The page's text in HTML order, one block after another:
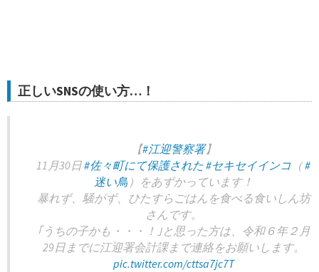
正しいSNSの使い方…！
【#江迎警察署】
11月30日#佐々町にて保護された#セキセイインコ （#
迷い鳥）をあずかっています！
暴れず、騒がず、ひたすらごはんを食べる食いしん坊
さんです。
｢うちの子かも・・・！｣と思った方は、令和６年２月
29日までに江迎署会計課まで連絡をお願いします。
pic.twitter.com/cttsa7jc7T